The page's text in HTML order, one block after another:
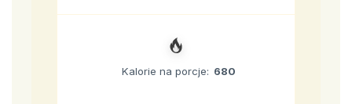
Kalorie na porcje: 680